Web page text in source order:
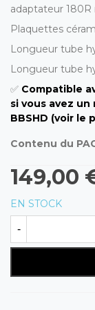
adaptateur 180R
Plaquettes
Longueur tube
Longueur tube
✅ Compatible
si vous avez un
BBSHD (voir le
Contenu du
149,00
EN STOCK
-